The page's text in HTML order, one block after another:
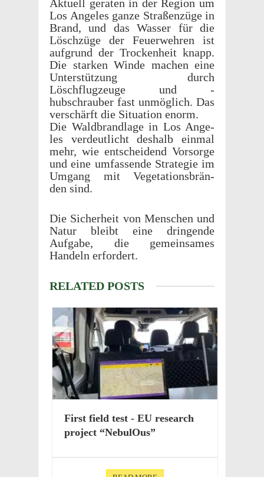
Aktuell geraten in der Region um
Los Ange­les ganze Straßen­züge in
Brand, und das Wasser für die
Löschzüge der Feuer­wehren ist
aufgrund der Trock­en­heit knapp.
Die starken Winde machen eine
Unter­stützung durch
Löschflugzeuge und -
hubschrauber fast unmöglich. Das
verschärft die Situ­a­tion enorm.
Die Wald­brand­lage in Los Ange­
les verdeut­licht deshalb einmal
mehr, wie entschei­dend Vorsorge
und eine umfassende Strate­gie im
Umgang mit Vege­ta­tions­brän­
den sind.
Die Sicher­heit von Menschen und
Natur bleibt eine drin­gende
Aufgabe, die gemein­sames
Handeln erfordert.
RELATED POSTS
First field test - EU research
project “Nebu­lOus”